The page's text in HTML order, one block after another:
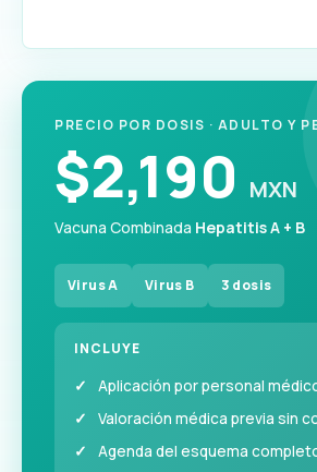
PRECIO POR DOSIS · ADULTO Y
$2,190 MXN
Vacuna Combinada Hepatitis A + B
Virus A Virus B 3 dosis
INCLUYE
Aplicación por personal
Valoración médica previa sin
Agenda del esquema